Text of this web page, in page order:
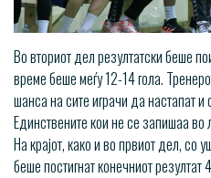
Во вториот дел резултатски беше
време беше меѓу 12-14 гола.
шанса на сите играчи да настапат и
Единствените кои не се запишаа во
На крајот, како и во првиот дел, со
беше постигнат конечниот резултат